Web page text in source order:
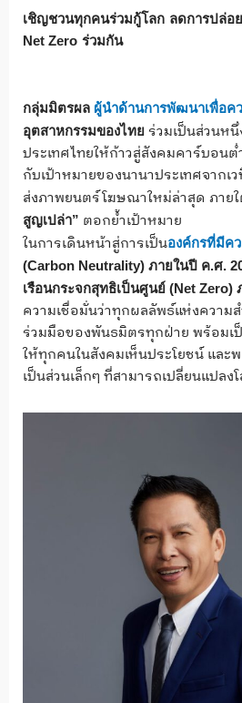
เชิญชวนทุกคนร่วมกู้โลก ลดการปล่อ
Net Zero ร่วมกัน
กลุ่มมิตรผล ผู้นำด้านการพัฒนาเพื่อค
อุตสาหกรรมของไทย ร่วมเป็นส่วนห
ประเทศไทยให้ก้าวสู่สังคมคาร์บอน
กับเป้าหมายของนานาประเทศจากเ
ส่งภาพยนตร์โฆษณาใหม่ล่าสุด ภาย
สูญเปล่า” ตอกย้ำเป้าหมาย
ในการเดินหน้าสู่การเป็นองค์กรที่มีค
(Carbon Neutrality) ภายในปี ค.ศ.
เรือนกระจกสุทธิเป็นศูนย์ (Net Zero)
ความเชื่อมั่นว่าทุกผลลัพธ์แห่งความ
ร่วมมือของพันธมิตรทุกฝ่าย พร้อมเ
ให้ทุกคนในสังคมเห็นประโยชน์ และ
เป็นส่วนเล็กๆ ที่สามารถเปลี่ยนแปลง